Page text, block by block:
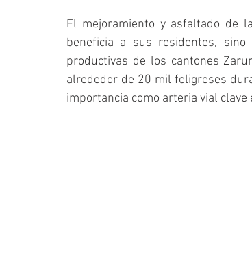
El mejoramiento y asfaltado de
beneficia a sus residentes,
productivas de los cantones
alrededor de 20 mil feligreses
importancia como arteria vial clave